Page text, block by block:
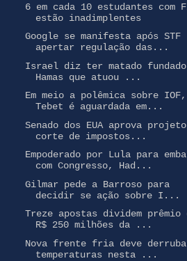
6 em cada 10 estudantes com
estão inadimplentes
Google se manifesta após STF
apertar regulação das...
Israel diz ter matado
Hamas que atuou ...
Em meio a polêmica sobre IOF,
Tebet é aguardada em...
Senado dos EUA aprova
corte de impostos...
Empoderado por Lula para
com Congresso, Had...
Gilmar pede a Barroso para
decidir se ação sobre I...
Treze apostas dividem prêmio
R$ 250 milhões da ...
Nova frente fria deve
temperaturas nesta ...